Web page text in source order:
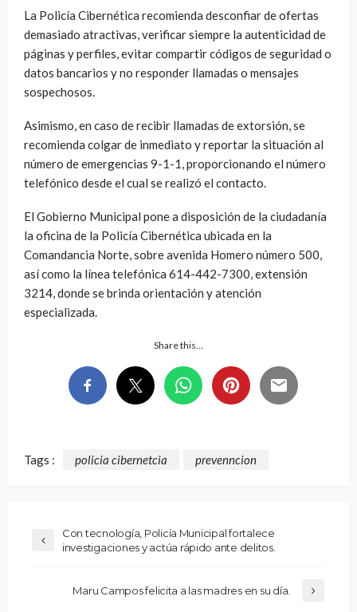
La Policía Cibernética recomienda desconfiar de ofertas
demasiado atractivas, verificar siempre la autenticidad de
páginas y perfiles, evitar compartir códigos de seguridad o
datos bancarios y no responder llamadas o mensajes
sospechosos.
Asimismo, en caso de recibir llamadas de extorsión, se
recomienda colgar de inmediato y reportar la situación al
número de emergencias 9-1-1, proporcionando el número
telefónico desde el cual se realizó el contacto.
El Gobierno Municipal pone a disposición de la ciudadanía
la oficina de la Policía Cibernética ubicada en la
Comandancia Norte, sobre avenida Homero número 500,
así como la línea telefónica 614-442-7300, extensión
3214, donde se brinda orientación y atención
especializada.
Share this…
Tags : policia cibernetcia prevenncion
Con tecnología, Policía Municipal fortalece
investigaciones y actúa rápido ante delitos.
Maru Campos felicita a las madres en su día.